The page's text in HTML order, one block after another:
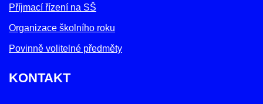
Příjmací řízení na SŠ
Organizace školního roku
Povinně volitelné předměty
KONTAKT